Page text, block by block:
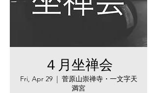
４月坐禅会
Fri, Apr 29
  |
菅原山崇禅寺・一文字天
満宮